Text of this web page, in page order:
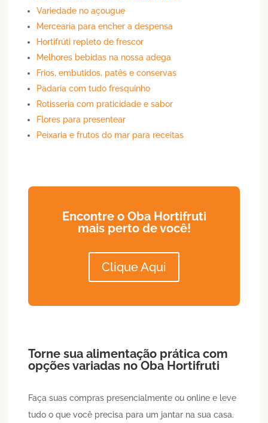
Variedade no açougue
Mercearia para encher a despensa
Hortifrúti repleto de frescor
Melhores bebidas na nossa adega
Frios, embutidos, patês e conservas
Padaria com tudo fresquinho
Rotisseria com praticidade e sabor
Flores para presentear
Peixaria e frutos do mar para receitas
Encontre o Oba Hortifruti
mais perto de você!
Clique Aqui
Torne sua alimentação prática com
opções variadas no Oba Hortifruti
Faça suas compras presencialmente ou online e leve
tudo o que você precisa para um jantar na sua casa.